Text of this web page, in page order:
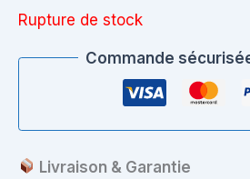
Rupture de stock
Commande
Livraison & Garantie